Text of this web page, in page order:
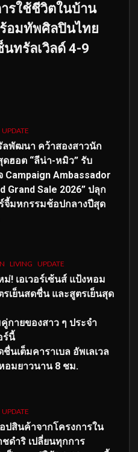
ารใช้ชีวิตในบ้าน
อมทัพศิลปินไทย
ทรัลเวิลด์ 4-9
UPDATE
ลพัฒนา คว้าสองสาวนัก
ดฮอต “ลีน่า-หมิว” รับ
Campaign Ambassador
Grand Sale 2026” ปลุก
ร์จี้มหกรรมช้อปกลางปีสุด
LIVING UPDATE
ม่! เอเวอร์เซ้นส์ แป้งหอม
รเย็นสดชื่น และสูตรเย็นสุด
กายของสาว ๆ ประจำ
ร์นี้
ชื่นเต็มคาราเบล อัพเลเวล
อมยาวนาน 8 ชม.
UPDATE
ปสินค้าจากโครงการใน
ชดำริ เปลี่ยนทุกการ